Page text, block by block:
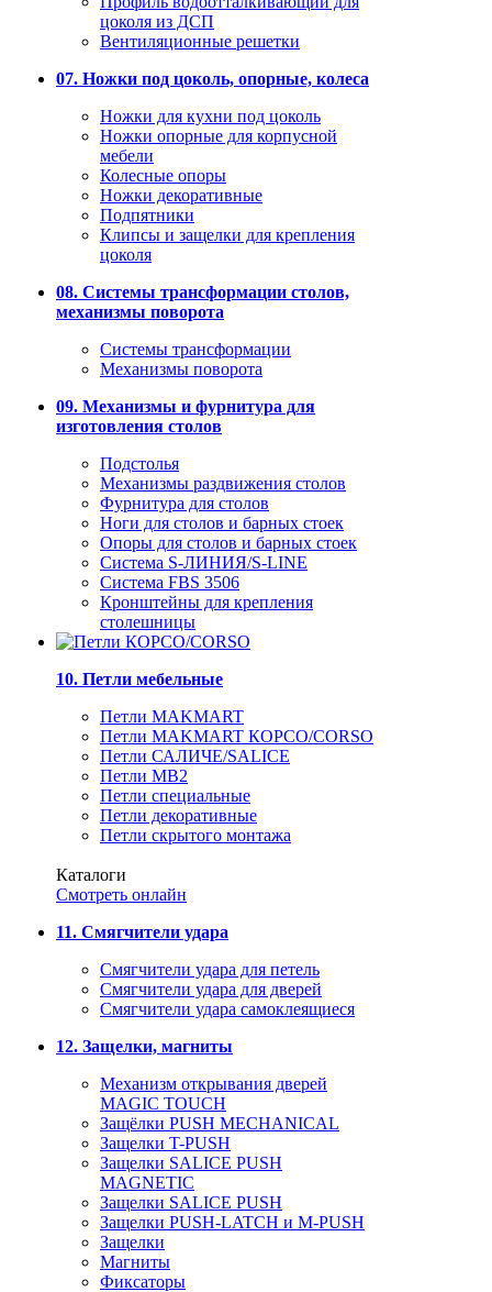
цоколя из ДСП
Вентиляционные решетки
07. Ножки под цоколь, опорные, колеса
Ножки для кухни под цоколь
Ножки опорные для корпусной
мебели
Колесные опоры
Ножки декоративные
Подпятники
Клипсы и защелки для крепления
цоколя
08. Системы трансформации столов,
механизмы поворота
Системы трансформации
Механизмы поворота
09. Механизмы и фурнитура для
изготовления столов
Подстолья
Механизмы раздвижения столов
Фурнитура для столов
Ноги для столов и барных стоек
Опоры для столов и барных стоек
Система S-ЛИНИЯ/S-LINE
Система FBS 3506
Кронштейны для крепления
столешницы
10. Петли мебельные
Петли MAKMART
Петли MAKMART КОРСО/CORSO
Петли САЛИЧЕ/SALICE
Петли MB2
Петли специальные
Петли декоративные
Петли скрытого монтажа
Каталоги
Смотреть онлайн
11. Смягчители удара
Смягчители удара для петель
Смягчители удара для дверей
Cмягчители удара самоклеящиеся
12. Защелки, магниты
Механизм открывания дверей
MAGIC TOUCH
Защёлки PUSH MECHANICAL
Защелки T-PUSH
Защелки SALICE PUSH
MAGNETIC
Защелки SALICE PUSH
Защелки PUSH-LATCH и M-PUSH
Защелки
Магниты
Фиксаторы